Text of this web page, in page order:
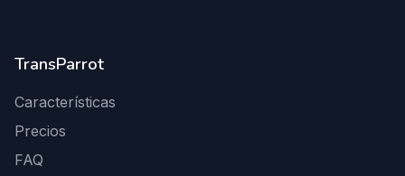
TransParrot
Características
Precios
FAQ